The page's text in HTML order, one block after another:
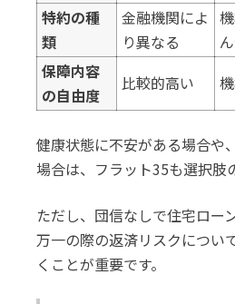
特約の種
類
金融機関によ
り異なる
保障内容
の自由度
比較的高い
健康状態に不安がある場合や
場合は、フラット35も選択肢
ただし、団信なしで住宅ロー
万一の際の返済リスクについ
くことが重要です。